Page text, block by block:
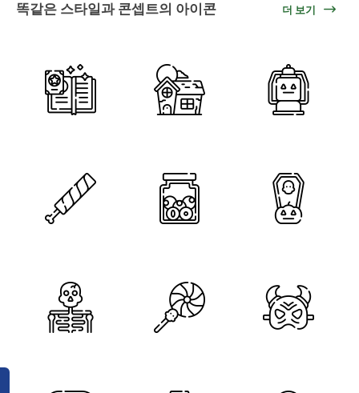
똑같은 스타일과 콘셉트의 아이콘 더 보기